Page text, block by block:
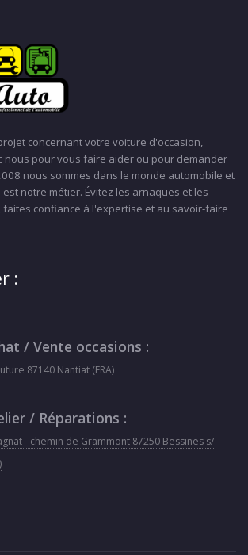
concernant votre voiture d'occasion,
nous pour vous faire aider ou pour demander
nous sommes dans le monde automobile et
notre métier. Évitez les arnaques et les
confiance à l'expertise et au savoir-faire
:
/ Vente occasions :
87140 Nantiat (FRA)
/ Réparations :
- chemin de Grammont 87250 Bessines s/